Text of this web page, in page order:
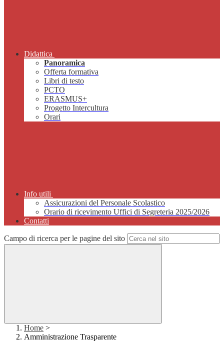
Didattica
Panoramica
Offerta formativa
Libri di testo
PCTO
ERASMUS+
Progetto Intercultura
Orari
Info utili
Assicurazioni del Personale Scolastico
Orario di ricevimento Uffici di Segreteria 2025/2026
Contatti
Campo di ricerca per le pagine del sito
Home >
Amministrazione Trasparente